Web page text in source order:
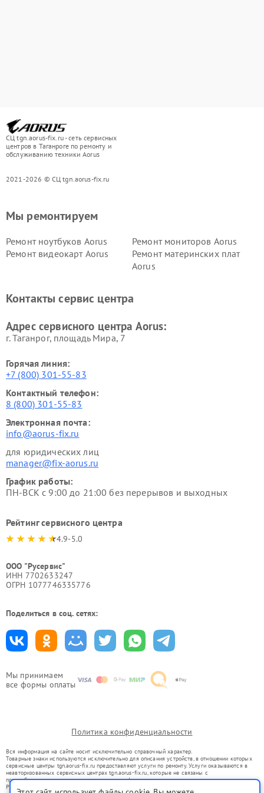
СЦ tgn.aorus-fix.ru - сеть сервисных
центров в Таганроге по ремонту и
обслуживанию техники Aorus
2021-2026 © СЦ tgn.aorus-fix.ru
Мы принимаем
все формы оплаты
Мы ремонтируем
Ремонт ноутбуков Aorus
Ремонт мониторов Aorus
Ремонт видеокарт Aorus
Ремонт материнских плат
Aorus
Контакты сервис центра
Адрес сервисного центра Aorus:
г. Таганрог, площадь Мира, 7
Горячая линия:
+7 (800) 301-55-83
Контактный телефон:
8 (800) 301-55-83
Электронная почта:
info@aorus-fix.ru
для юридических лиц
manager@fix-aorus.ru
График работы:
ПН-ВСК с 9:00 до 21:00 без перерывов и выходных
Рейтинг сервисного центра
4.9-5.0
ООО "Русервис"
ИНН 7702633247
ОГРН 1077746335776
Поделиться в соц. сетях:
Политика конфиденциальности
Вся информация на сайте носит исключительно справочный характер.
Товарные знаки используются исключительно для описания устройств, в отношении которых
сервисные центры tgn.aorus-fix.ru предоставляют услуги по ремонту. Услуги оказываются в
неавторизованных сервисных центрах tgn.aorus-fix.ru, которые не связаны с
правообладателями товарных знаков или их официальными представителями.
Ремонт осуществляется для устройств, уже введенных в гражданский оборот в соответствии